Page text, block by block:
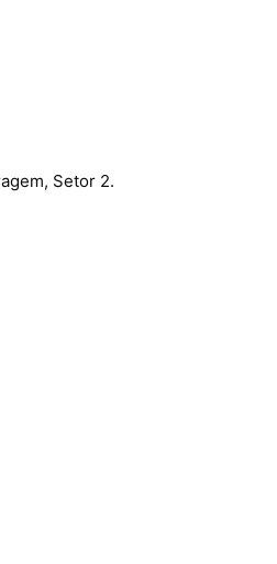
Setor 2.